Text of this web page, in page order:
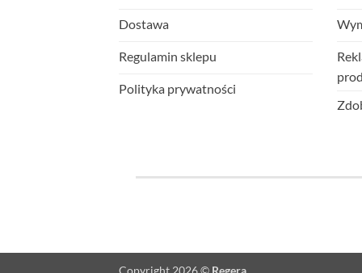
Dostawa
Regulamin sklepu
Polityka prywatności